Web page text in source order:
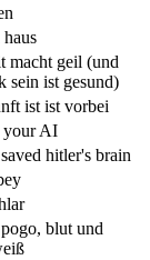
haus
macht geil (und
sein ist gesund)
ist ist vorbei
AI
hitler's brain
blut und